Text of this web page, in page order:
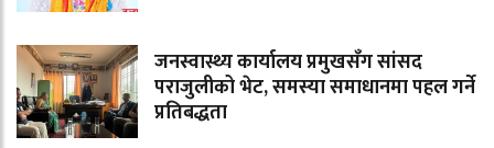
जनस्वास्थ्य कार्यालय प्रमुखसँग सांसद
पराजुलीको भेट, समस्या समाधानमा पहल गर्ने
प्रतिबद्धता